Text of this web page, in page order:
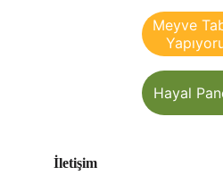
Meyve
Hayal
İletişim